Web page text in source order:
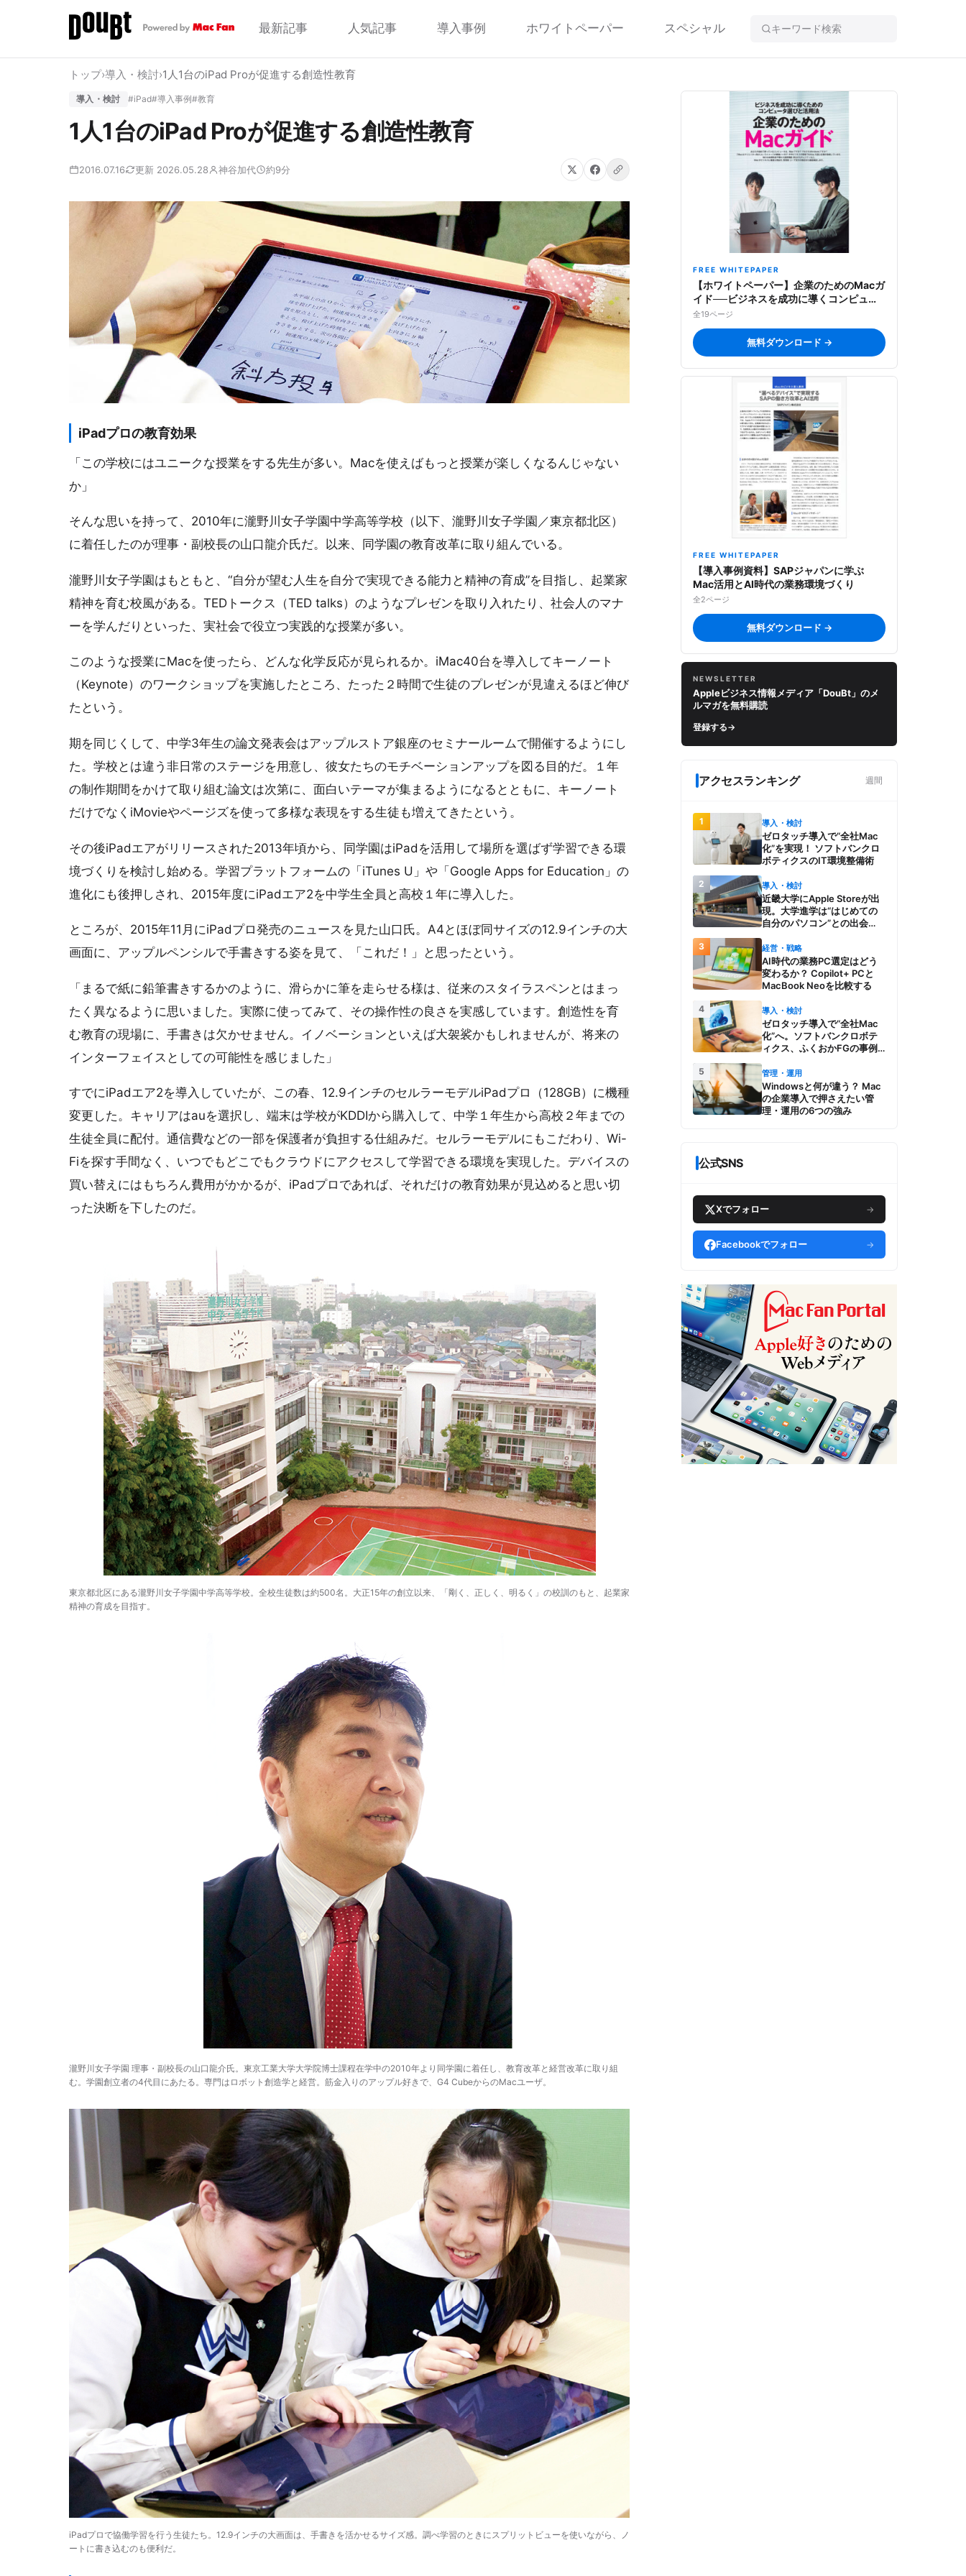
最新記事 人気記事 導入事例 ホワイトペーパー スペシャル
トップ›導入・検討›1人1台のiPad Proが促進する創造性教育
導入・検討 #iPad#導入事例#教育
1人1台のiPad Proが促進する創造性教育
2016.07.16 更新 2026.05.28 神谷加代 約9分
iPadプロの教育効果
「この学校にはユニークな授業をする先生が多い。Macを使えばもっと授業が楽しくなるんじゃない
か」
そんな思いを持って、2010年に瀧野川女子学園中学高等学校（以下、瀧野川女子学園／東京都北区）
に着任したのが理事・副校長の山口龍介氏だ。以来、同学園の教育改革に取り組んでいる。
瀧野川女子学園はもともと、“自分が望む人生を自分で実現できる能力と精神の育成”を目指し、起業家
精神を育む校風がある。TEDトークス（TED talks）のようなプレゼンを取り入れたり、社会人のマナ
ーを学んだりといった、実社会で役立つ実践的な授業が多い。
このような授業にMacを使ったら、どんな化学反応が見られるか。iMac40台を導入してキーノート
（Keynote）のワークショップを実施したところ、たった２時間で生徒のプレゼンが見違えるほど伸び
たという。
期を同じくして、中学3年生の論文発表会はアップルストア銀座のセミナールームで開催するようにし
た。学校とは違う非日常のステージを用意し、彼女たちのモチベーションアップを図る目的だ。１年
の制作期間をかけて取り組む論文は次第に、面白いテーマが集まるようになるとともに、キーノート
だけでなくiMovieやページズを使って多様な表現をする生徒も増えてきたという。
その後iPadエアがリリースされた2013年頃から、同学園はiPadを活用して場所を選ばず学習できる環
境づくりを検討し始める。学習プラットフォームの「iTunes U」や「Google Apps for Education」の
進化にも後押しされ、2015年度にiPadエア2を中学生全員と高校１年に導入した。
ところが、2015年11月にiPadプロ発売のニュースを見た山口氏。A4とほぼ同サイズの12.9インチの大
画面に、アップルペンシルで手書きする姿を見て、「これだ！」と思ったという。
「まるで紙に鉛筆書きするかのように、滑らかに筆を走らせる様は、従来のスタイラスペンとはまっ
たく異なるように思いました。実際に使ってみて、その操作性の良さを実感しています。創造性を育
む教育の現場に、手書きは欠かせません。イノベーションといえば大袈裟かもしれませんが、将来の
インターフェイスとしての可能性を感じました」
すでにiPadエア2を導入していたが、この春、12.9インチのセルラーモデルiPadプロ（128GB）に機種
変更した。キャリアはauを選択し、端末は学校がKDDIから購入して、中学１年生から高校２年までの
生徒全員に配付。通信費などの一部を保護者が負担する仕組みだ。セルラーモデルにもこだわり、Wi-
Fiを探す手間なく、いつでもどこでもクラウドにアクセスして学習できる環境を実現した。デバイスの
買い替えにはもちろん費用がかかるが、iPadプロであれば、それだけの教育効果が見込めると思い切
った決断を下したのだ。
東京都北区にある瀧野川女子学園中学高等学校。全校生徒数は約500名。大正15年の創立以来、「剛く、正しく、明るく」の校訓のもと、起業家
精神の育成を目指す。
瀧野川女子学園 理事・副校長の山口龍介氏。東京工業大学大学院博士課程在学中の2010年より同学園に着任し、教育改革と経営改革に取り組
む。学園創立者の4代目にあたる。専門はロボット創造学と経営。筋金入りのアップル好きで、G4 CubeからのMacユーザ。
iPadプロで協働学習を行う生徒たち。12.9インチの大画面は、手書きを活かせるサイズ感。調べ学習のときにスプリットビューを使いながら、ノ
ートに書き込むのも便利だ。
FREE WHITEPAPER
【ホワイトペーパー】企業のためのMacガ
イド──ビジネスを成功に導くコンピュー
タ選びと活用法
全19ページ
無料ダウンロード →
FREE WHITEPAPER
【導入事例資料】SAPジャパンに学ぶ
Mac活用とAI時代の業務環境づくり
全2ページ
無料ダウンロード →
NEWSLETTER
Appleビジネス情報メディア「DouBt」のメ
ルマガを無料購読
登録する→
アクセスランキング 週間
1 導入・検討
ゼロタッチ導入で“全社Mac
化”を実現！ ソフトバンクロ
ボティクスのIT環境整備術
2 導入・検討
近畿大学にApple Storeが出
現。大学進学は“はじめての
自分のパソコン”との出会
楽しさを、夏のオープンキャ
ンパスでアピール
3 経営・戦略
AI時代の業務PC選定はどう
変わるか？ Copilot+ PCと
MacBook Neoを比較する
4 導入・検討
ゼロタッチ導入で“全社Mac
化”へ。ソフトバンクロボテ
ィクス、ふくおかFGの事例
週のAppleビジネストレン
ド】
5 管理・運用
Windowsと何が違う？ Mac
の企業導入で押さえたい管
理・運用の6つの強み
公式SNS
Xでフォロー →
Facebookでフォロー →